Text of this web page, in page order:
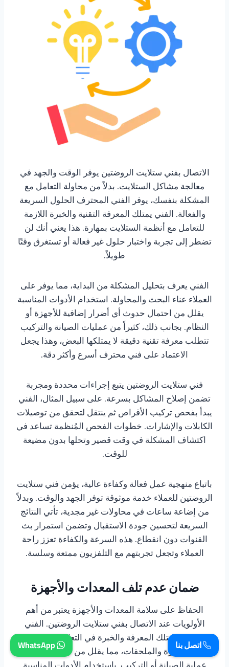
الاتصال بفني ستلايت الروضتين يوفر الوقت والجهد في
معالجة مشاكل الستلايت. بدلاً من محاولة التعامل مع
المشكلة بنفسك، يوفر الفني المحترف الحلول السريعة
والفعالة. الفني يمتلك المعرفة التقنية والخبرة اللازمة
للتعامل مع أنظمة الستلايت بمهارة. هذا يعني أنك لن
تضطر إلى تجربة واختبار حلول غير فعالة أو تستغرق وقتًا
طويلاً.
الفني يعرف بتحليل المشكلة من البداية، مما يوفر على
العملاء عناء البحث والمحاولة. استخدام الأدوات المناسبة
يقلل من احتمال حدوث أي أضرار إضافية للأجهزة أو
النظام. بجانب ذلك، كثيراً من عمليات الصيانة والتركيب
تتطلب معرفة تقنية دقيقة لا يمتلكها البعض، وهذا يجعل
الاعتماد على فني محترف أسرع وأكثر دقة.
فني ستلايت الروضتين يتبع إجراءات محددة ومجربة
تضمن إصلاح المشاكل بسرعة. على سبيل المثال، الفني
يبدأ بفحص تركيب الأقراص ثم ينتقل لتحقق من توصيلات
الكابلات والإشارات. خطوات الفحص المُنظمة تساعد في
اكتشاف المشكلة في وقت قصير وتحلها بدون مضيعة
للوقت.
باتباع منهجية عمل فعالة وكفاءة عالية، يؤمن فني ستلايت
الروضتين للعملاء خدمة موثوقة توفر الجهد والوقت. وبدلاً
من إضاعة ساعات في محاولات غير مجدية، تأتي النتائج
السريعة لتحسين جودة الاستقبال وتضمن استمرار بث
القنوات دون انقطاع. هذه السرعة والكفاءة تعزز راحة
العملاء وتجعل تجربتهم مع التلفزيون ممتعة وسلسة.
ضمان عدم تلف المعدات والأجهزة
الحفاظ على سلامة المعدات والأجهزة يعتبر من أهم
الأولويات عند الاتصال بفني ستلايت الروضتين. الفني
المحترف يمتلك المعرفة والخبرة في التعامل مع مختلف
أنواع الأجهزة والملحقات، مما يقلل من خطر تلفها أثناء
اتصل بنا